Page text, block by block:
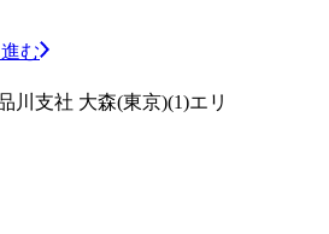
む
川支社 大森(東京)(1)エリ